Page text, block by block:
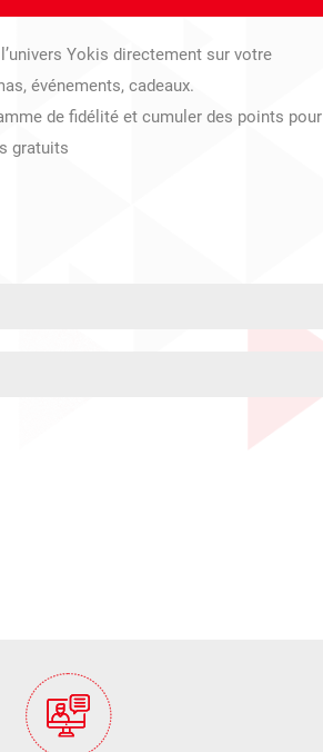
Yokis directement sur votre
événements, cadeaux.
de fidélité et cumuler des points pour
gratuits